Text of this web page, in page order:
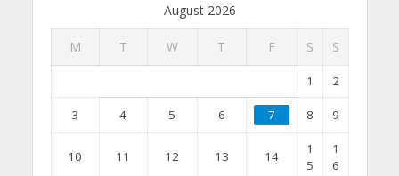
August 2026
M T W T F S S
1 2
3 4 5 6 7 8 9
10 11 12 13 14
1
5
1
6